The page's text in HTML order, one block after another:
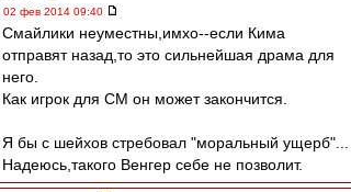
02 фев 2014 09:40
Смайлики неуместны,имхо--если Кима
отправят назад,то это сильнейшая драма для
него.
Как игрок для СМ он может закончится.
Я бы с шейхов стребовал "моральный ущерб"...
Надеюсь,такого Венгер себе не позволит.